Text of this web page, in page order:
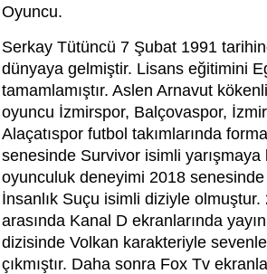
Oyuncu.
Serkay Tütüncü 7 Şubat 1991
dünyaya gelmiştir. Lisans eğitimini
tamamlamıştır. Aslen Arnavut
oyuncu İzmirspor, Balçovaspor,
Alaçatıspor futbol takımlarında
senesinde Survivor isimli yarışmaya
oyunculuk deneyimi 2018
İnsanlık Suçu isimli diziyle olmuştur.
arasında Kanal D ekranlarında
dizisinde Volkan karakteriyle
çıkmıştır. Daha sonra Fox Tv